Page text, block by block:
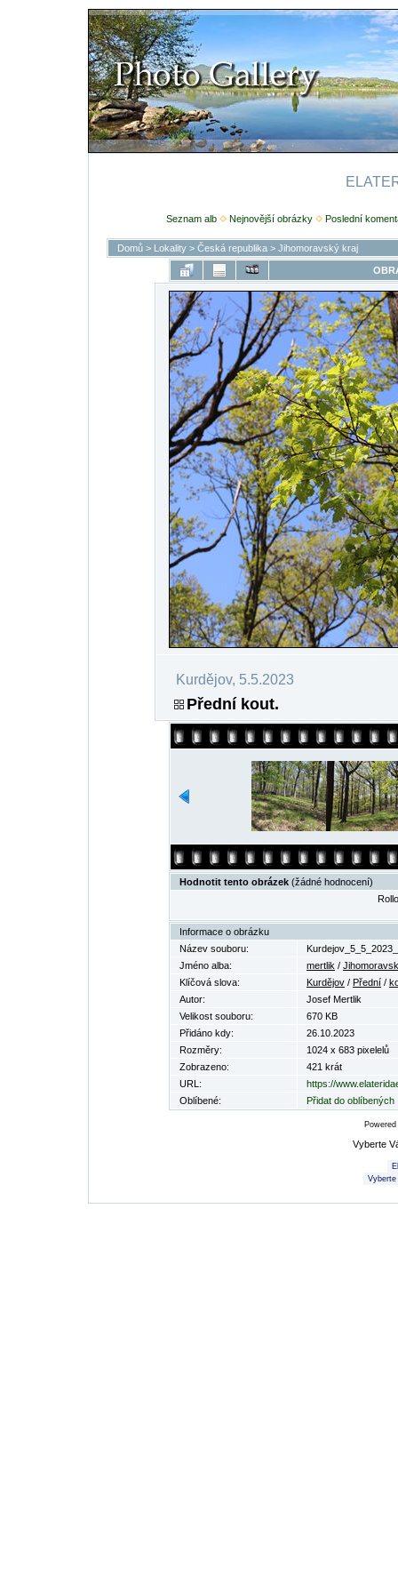
Seznam alb Nejnovější obrázky Poslední
Domů> Lokality> Česká republika> Jihomoravský kraj
Kurdějov, 5.5.2023
Přední kout.
Hodnotit tento obrázek (žádné hodnocení)
Informace o obrázku
Název souboru:
Jméno alba:
mertlik /
Klíčová slova:
Kurdějov / Přední /
Autor:
Josef Mertlik
Velikost souboru:
670 KB
Přidáno kdy:
26.10.2023
Rozměry:
1024 x 683 pixelelů
Zobrazeno:
421 krát
URL:
https://
Oblíbené:
Přidat do oblíbených
Vyberte